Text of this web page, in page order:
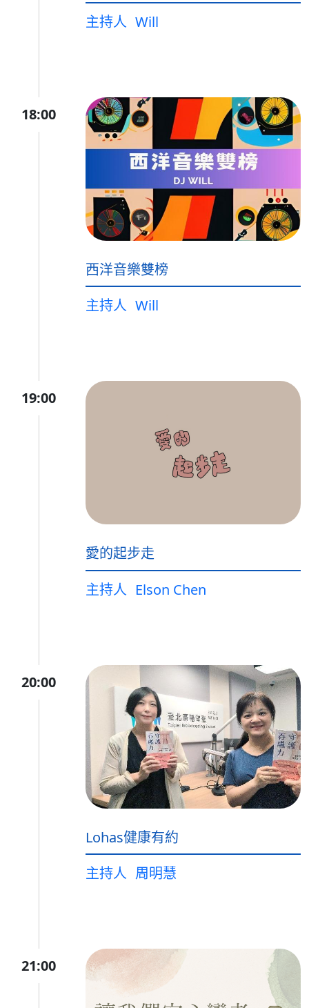
主持人 Will
18:00
西洋音樂雙榜
主持人 Will
19:00
愛的起步走
主持人 Elson Chen
20:00
Lohas健康有約
主持人 周明慧
21:00